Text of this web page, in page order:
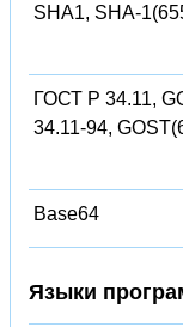
SHA1, SHA-
ГОСТ Р 34.11,
34.11-94,
Base64
Языки